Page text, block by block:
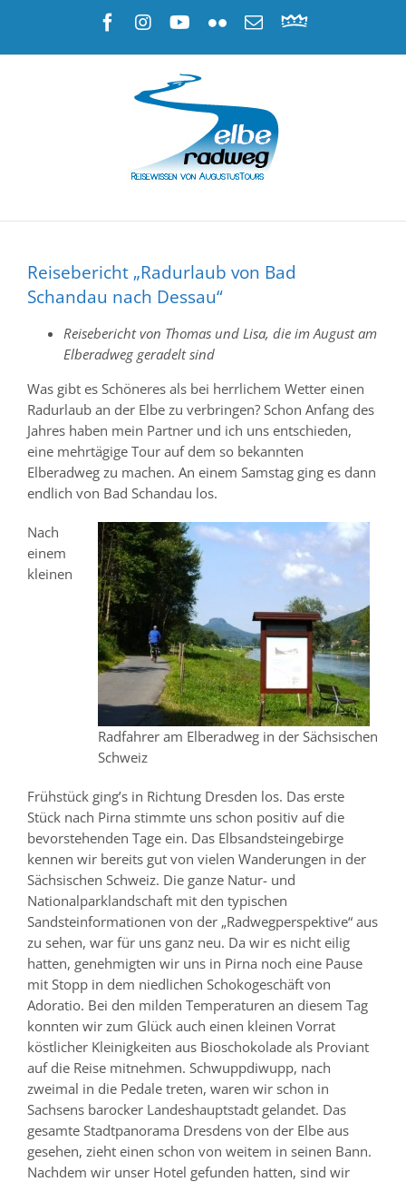
springen
Facebook
Instagram
YouTube
FlickrE-
Radreisen
Elberadweg
Reisebericht „Radurlaub von Bad
Schandau nach Dessau“
Reisebericht von Thomas und Lisa, die im August am
Elberadweg geradelt sind
Was gibt es Schöneres als bei herrlichem Wetter einen
Radurlaub an der Elbe zu verbringen? Schon Anfang des
Jahres haben mein Partner und ich uns entschieden,
eine mehrtägige Tour auf dem so bekannten
Elberadweg zu machen. An einem Samstag ging es dann
endlich von Bad Schandau los.
Radfahrer am Elberadweg in der Sächsischen
Schweiz
Nach
einem
kleinen
Frühstück ging’s in Richtung Dresden los. Das erste
Stück nach Pirna stimmte uns schon positiv auf die
bevorstehenden Tage ein. Das Elbsandsteingebirge
kennen wir bereits gut von vielen Wanderungen in der
Sächsischen Schweiz. Die ganze Natur- und
Nationalparklandschaft mit den typischen
Sandsteinformationen von der „Radwegperspektive“ aus
zu sehen, war für uns ganz neu. Da wir es nicht eilig
hatten, genehmigten wir uns in Pirna noch eine Pause
mit Stopp in dem niedlichen Schokogeschäft von
Adoratio. Bei den milden Temperaturen an diesem Tag
konnten wir zum Glück auch einen kleinen Vorrat
köstlicher Kleinigkeiten aus Bioschokolade als Proviant
auf die Reise mitnehmen. Schwuppdiwupp, nach
zweimal in die Pedale treten, waren wir schon in
Sachsens barocker Landeshauptstadt gelandet. Das
gesamte Stadtpanorama Dresdens von der Elbe aus
gesehen, zieht einen schon von weitem in seinen Bann.
Nachdem wir unser Hotel gefunden hatten, sind wir